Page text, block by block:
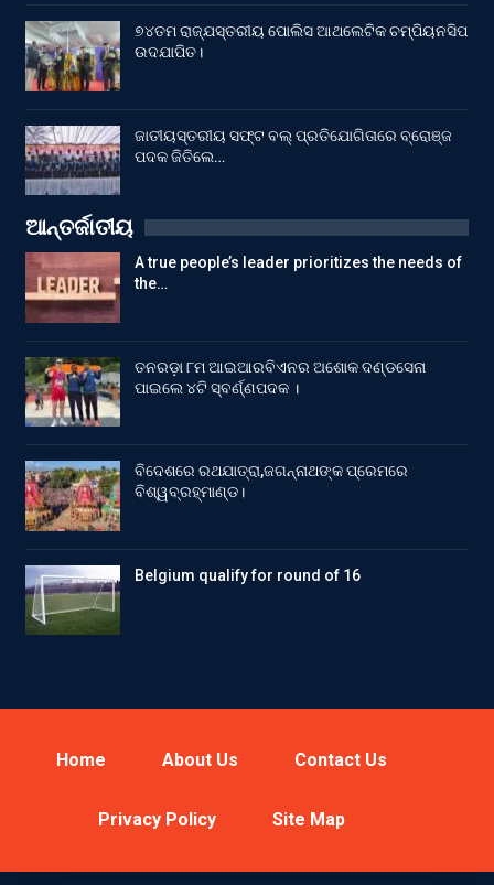
୭୪ତମ ରାଜ୍ଯସ୍ତରୀୟ ପୋଲିସ ଆଥଲେଟିକ ଚମ୍ପିୟନସିପ
ଉଦଯାପିତ।
ଜାତୀୟସ୍ତରୀୟ ସଫ୍ଟ ବଲ୍ ପ୍ରତିଯୋଗିତାରେ ବ୍ରୋଞ୍ଜ
ପଦକ ଜିତିଲେ…
ଆନ୍ତର୍ଜାତୀୟ
A true people’s leader prioritizes the needs of
the…
ତନରଡ଼ା ୮ମ ଆଇଆରବିଏନର ଅଶୋକ ଦଣ୍ଡସେନା
ପାଇଲେ ୪ଟି ସ୍ବର୍ଣ୍ଣପଦକ ।
ବିଦେଶରେ ରଥଯାତ୍ରା,ଜଗନ୍ନାଥଙ୍କ ପ୍ରେମରେ
ବିଶ୍ୱବ୍ରହ୍ମାଣ୍ଡ।
Belgium qualify for round of 16
Home About Us Contact Us
Privacy Policy Site Map